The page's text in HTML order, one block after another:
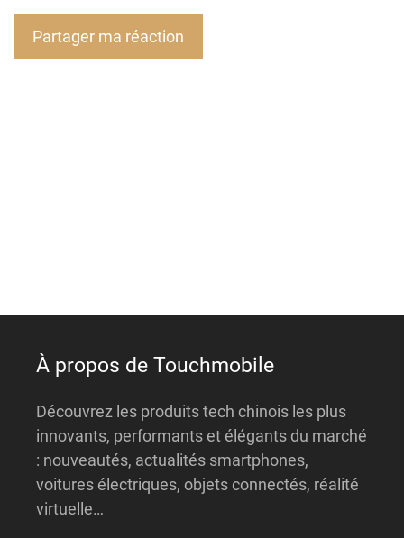
À propos de Touchmobile
Découvrez les produits tech chinois les plus
innovants, performants et élégants du marché
: nouveautés, actualités smartphones,
voitures électriques, objets connectés, réalité
virtuelle…